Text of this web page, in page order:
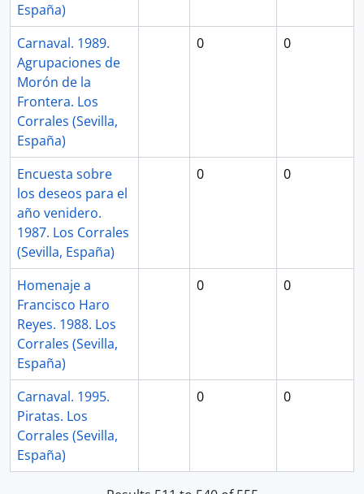
España)
Carnaval. 1989.
Agrupaciones de
Morón de la
Frontera. Los
Corrales (Sevilla,
España)
0 0
Encuesta sobre
los deseos para el
año venidero.
1987. Los Corrales
(Sevilla, España)
0 0
Homenaje a
Francisco Haro
Reyes. 1988. Los
Corrales (Sevilla,
España)
0 0
Carnaval. 1995.
Piratas. Los
Corrales (Sevilla,
España)
0 0